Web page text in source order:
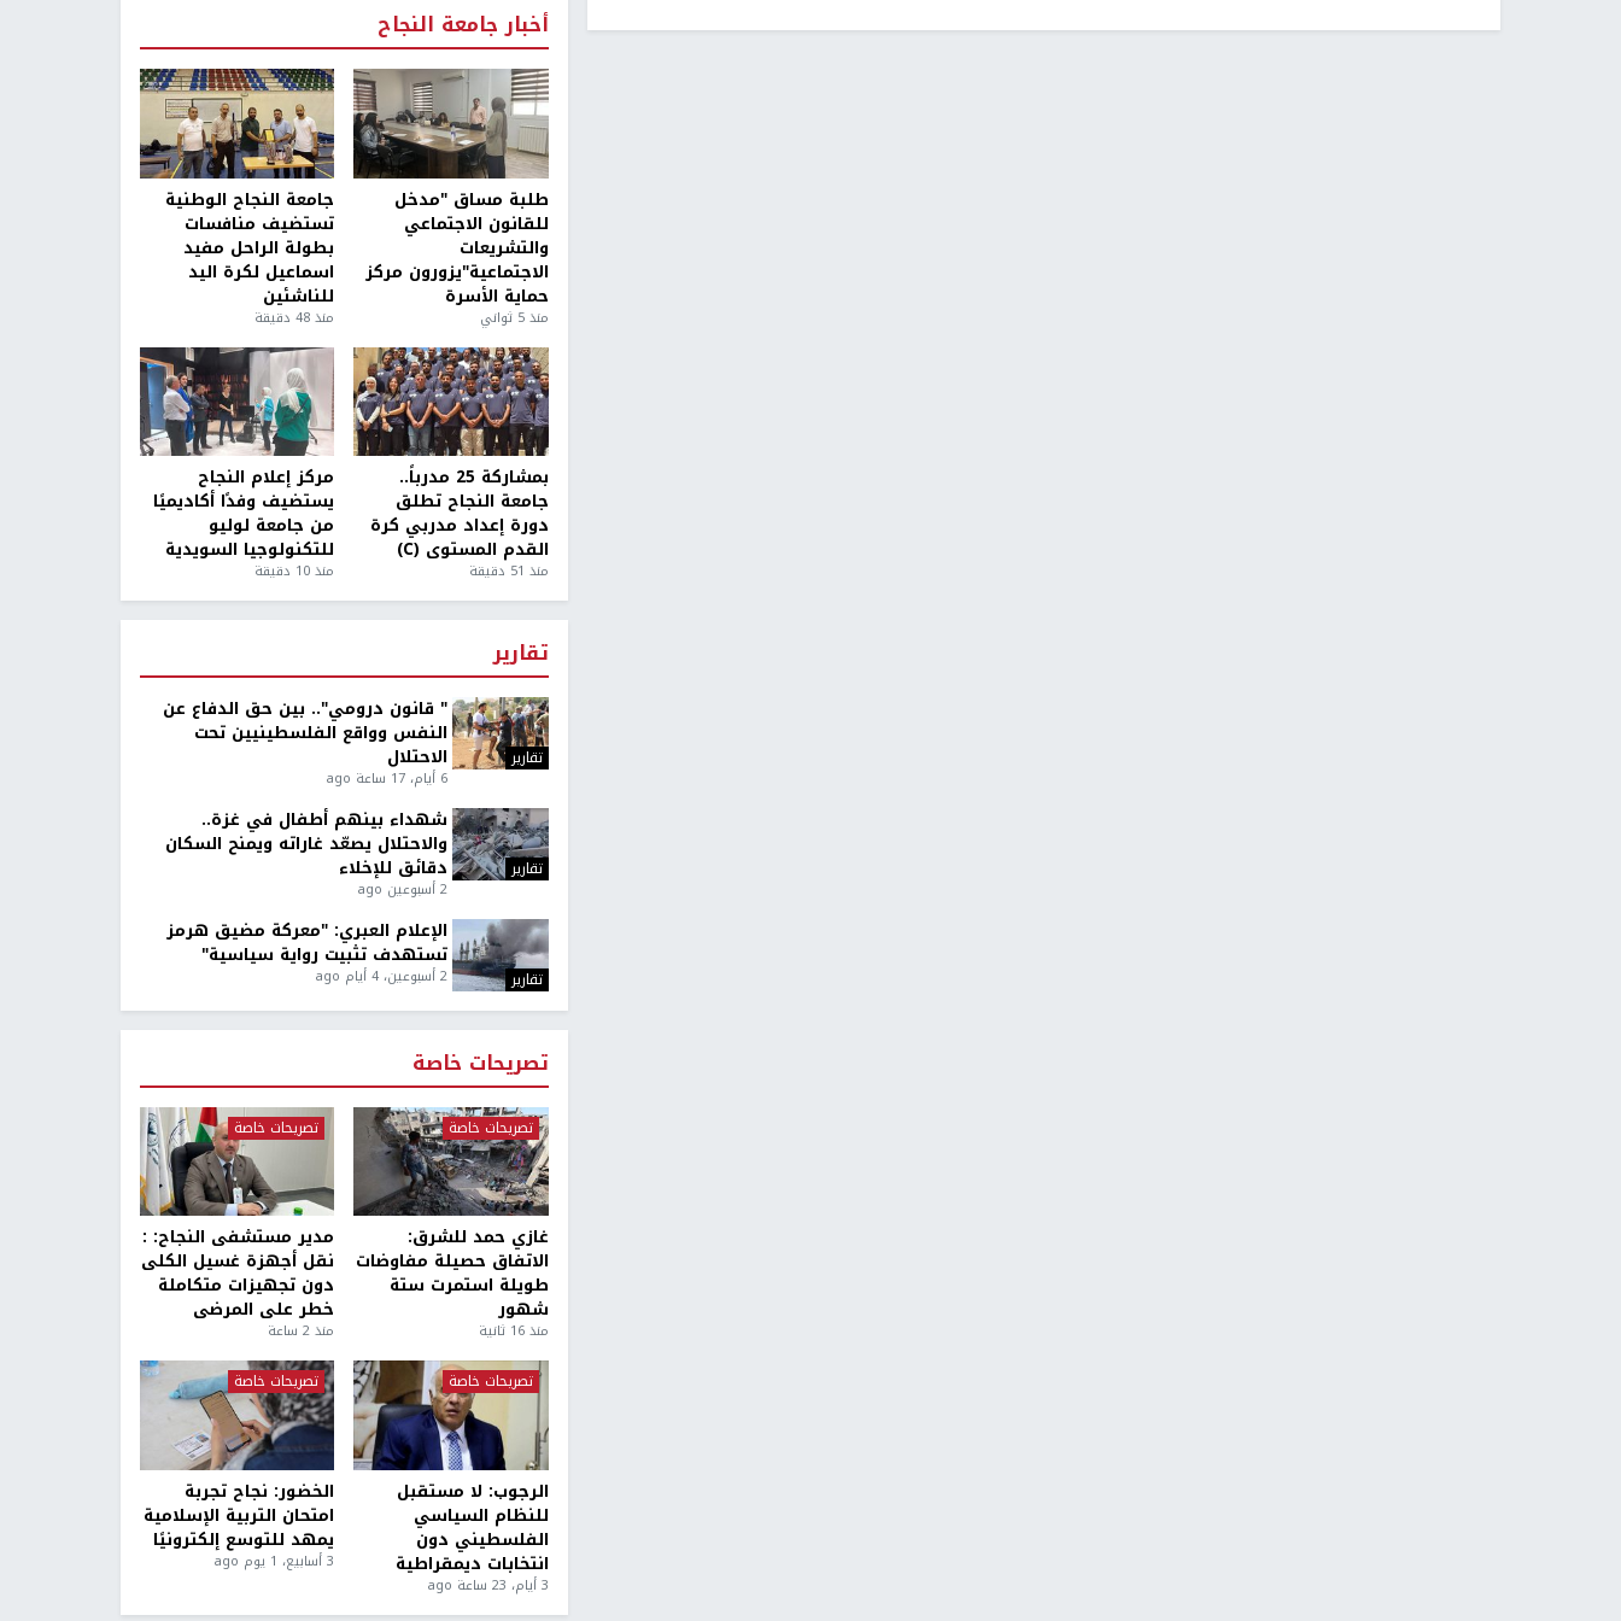
أخبار جامعة النجاح
طلبة مساق "مدخل
للقانون الاجتماعي
والتشريعات
الاجتماعية"يزورون مركز
حماية الأسرة
منذ 5 ثواني
جامعة النجاح الوطنية
تستضيف منافسات
بطولة الراحل مفيد
اسماعيل لكرة اليد
للناشئين
منذ 48 دقيقة
بمشاركة 25 مدرباً..
جامعة النجاح تطلق
دورة إعداد مدربي كرة
القدم المستوى (C)
منذ 51 دقيقة
مركز إعلام النجاح
يستضيف وفدًا أكاديميًا
من جامعة لوليو
للتكنولوجيا السويدية
منذ 10 دقيقة
تقارير
تقارير
" قانون درومي".. بين حق الدفاع عن
النفس وواقع الفلسطينيين تحت
الاحتلال
6 أيام، 17 ساعة ago
تقارير
شهداء بينهم أطفال في غزة..
والاحتلال يصعّد غاراته ويمنح السكان
دقائق للإخلاء
2 أسبوعين ago
تقارير
الإعلام العبري: "معركة مضيق هرمز
تستهدف تثبيت رواية سياسية"
2 أسبوعين، 4 أيام ago
تصريحات خاصة
تصريحات خاصة
غازي حمد للشرق:
الاتفاق حصيلة مفاوضات
طويلة استمرت ستة
شهور
منذ 16 ثانية
تصريحات خاصة
مدير مستشفى النجاح: :
نقل أجهزة غسيل الكلى
دون تجهيزات متكاملة
خطر على المرضى
منذ 2 ساعة
تصريحات خاصة
الرجوب: لا مستقبل
للنظام السياسي
الفلسطيني دون
انتخابات ديمقراطية
3 أيام، 23 ساعة ago
تصريحات خاصة
الخضور: نجاح تجربة
امتحان التربية الإسلامية
يمهد للتوسع إلكترونيًا
3 أسابيع، 1 يوم ago